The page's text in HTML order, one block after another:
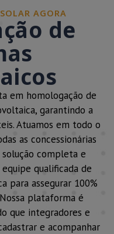
AGORA
de
em homologação de
garantindo a
Atuamos em todo o
as concessionárias
completa e
qualificada de
para assegurar 100%
plataforma é
que integradores e
e acompanhar